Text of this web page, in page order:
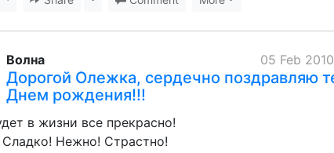
05 Feb
Волна
Дорогой Олежка, сердечно поздравляю
Днем рождения!!!
в жизни все прекрасно!
Нежно! Страстно!